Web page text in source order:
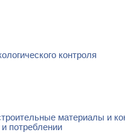
контроля
материалы и
потреблении